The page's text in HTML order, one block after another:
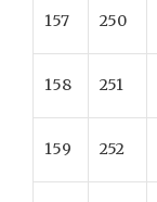
157 250
158 251
159 252